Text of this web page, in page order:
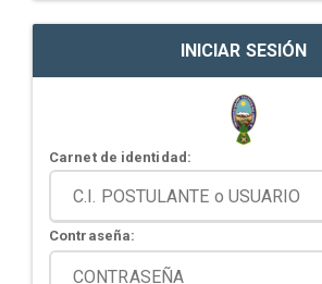
INICIAR SESIÓN
Carnet de identidad:
Contraseña: